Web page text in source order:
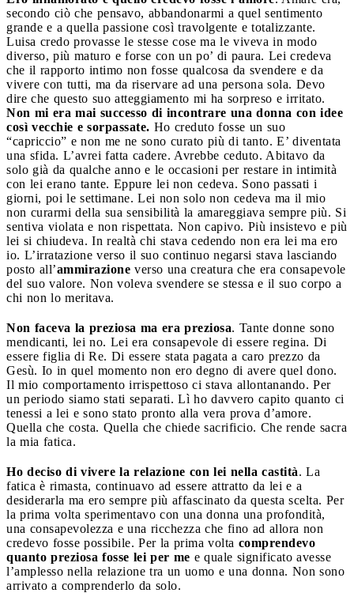
secondo ciò che pensavo, abbandonarmi a quel sentimento
grande e a quella passione così travolgente e totalizzante.
Luisa credo provasse le stesse cose ma le viveva in modo
diverso, più maturo e forse con un po’ di paura. Lei credeva
che il rapporto intimo non fosse qualcosa da svendere e da
vivere con tutti, ma da riservare ad una persona sola. Devo
dire che questo suo atteggiamento mi ha sorpreso e irritato.
Non mi era mai successo di incontrare una donna con idee
così vecchie e sorpassate. Ho creduto fosse un suo
“capriccio” e non me ne sono curato più di tanto. E’ diventata
una sfida. L’avrei fatta cadere. Avrebbe ceduto. Abitavo da
solo già da qualche anno e le occasioni per restare in intimità
con lei erano tante. Eppure lei non cedeva. Sono passati i
giorni, poi le settimane. Lei non solo non cedeva ma il mio
non curarmi della sua sensibilità la amareggiava sempre più. Si
sentiva violata e non rispettata. Non capivo. Più insistevo e più
lei si chiudeva. In realtà chi stava cedendo non era lei ma ero
io. L’irratazione verso il suo continuo negarsi stava lasciando
posto all’ammirazione verso una creatura che era consapevole
del suo valore. Non voleva svendere se stessa e il suo corpo a
chi non lo meritava.
Non faceva la preziosa ma era preziosa. Tante donne sono
mendicanti, lei no. Lei era consapevole di essere regina. Di
essere figlia di Re. Di essere stata pagata a caro prezzo da
Gesù. Io in quel momento non ero degno di avere quel dono.
Il mio comportamento irrispettoso ci stava allontanando. Per
un periodo siamo stati separati. Lì ho davvero capito quanto ci
tenessi a lei e sono stato pronto alla vera prova d’amore.
Quella che costa. Quella che chiede sacrificio. Che rende sacra
la mia fatica.
Ho deciso di vivere la relazione con lei nella castità. La
fatica è rimasta, continuavo ad essere attratto da lei e a
desiderarla ma ero sempre più affascinato da questa scelta. Per
la prima volta sperimentavo con una donna una profondità,
una consapevolezza e una ricchezza che fino ad allora non
credevo fosse possibile. Per la prima volta comprendevo
quanto preziosa fosse lei per me e quale significato avesse
l’amplesso nella relazione tra un uomo e una donna. Non sono
arrivato a comprenderlo da solo.